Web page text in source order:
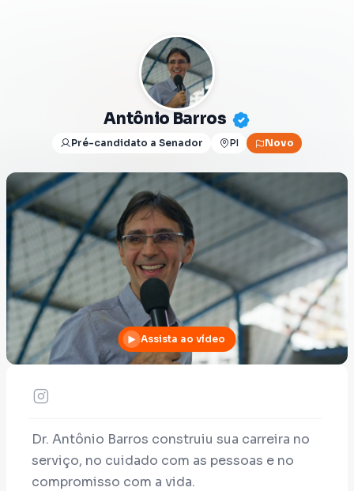
Antônio Barros
Pré-candidato a Senador PI Novo
Assista ao vídeo
Dr. Antônio Barros construiu sua carreira no
serviço, no cuidado com as pessoas e no
compromisso com a vida.